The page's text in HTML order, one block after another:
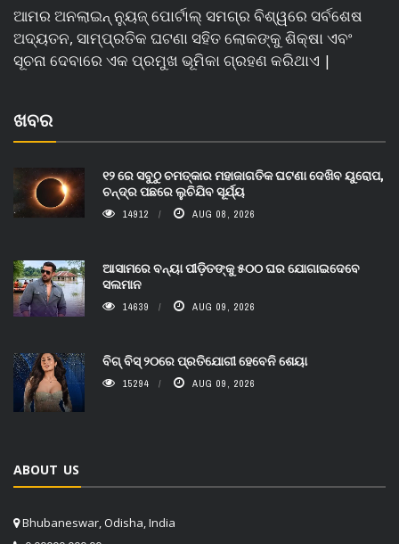
ଆମର ଅନଲାଇନ୍ ନ୍ୟୁଜ୍ ପୋର୍ଟାଲ୍ ସମଗ୍ର ବିଶ୍ୱରେ ସର୍ବଶେଷ
ଅଦ୍ୟତନ, ସାମ୍ପ୍ରତିକ ଘଟଣା ସହିତ ଲୋକଙ୍କୁ ଶିକ୍ଷା ଏବଂ
ସୂଚନା ଦେବାରେ ଏକ ପ୍ରମୁଖ ଭୂମିକା ଗ୍ରହଣ କରିଥାଏ |
ଖବର
୧୨ ରେ ସବୁଠୁ ଚମତ୍କାର ମହାଜାଗତିକ ଘଟଣା ଦେଖିବ ୟୁରୋପ,
ଚନ୍ଦ୍ର ପଛରେ ଲୁଚିଯିବ ସୂର୍ଯ୍ୟ
14912 AUG 08, 2026
ଆସାମରେ ବନ୍ୟା ପୀଡ଼ିତଙ୍କୁ ୫୦୦ ଘର ଯୋଗାଇଦେବେ
ସଲମାନ
14639 AUG 09, 2026
ବିଗ୍ ବିସ୍ ୨୦ରେ ପ୍ରତିଯୋଗୀ ହେବେନି ଶେୟା
15294 AUG 09, 2026
ABOUT US
Bhubaneswar, Odisha, India